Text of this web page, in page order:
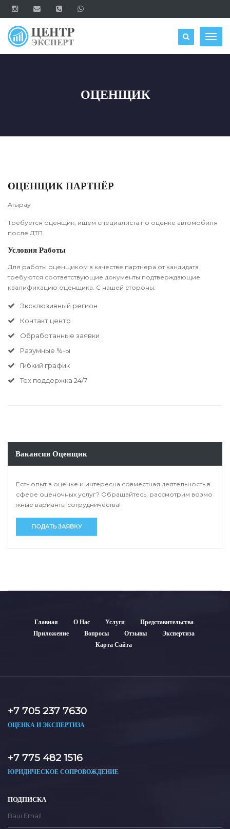
ОЦЕНИТЬ
ОЦЕНЩИК
ОЦЕНЩИК ПАРТНЁР
Атырау
Требуется оценщик, ищем специалиста по оценке автомобиля
после ДТП.
Условия Работы
Для работы оценщиком в качестве партнёра от кандидата
требуются соответствующие документы подтверждающие
квалификацию оценщика. С нашей стороны:
Эксклюзивный регион
Контакт центр
Обработанные заявки
Разумные %-ы
Гибкий график
Тех поддержка 24/7
Вакансия Оценщик
Есть опыт в оценке и интересна совместная деятельность в
сфере оценочных услуг? Обращайтесь, рассмотрим возмо
жные варианты сотрудничества!
ПОДАТЬ ЗАЯВКУ
Главная О Нас Услуги
Представительства
Приложение
Вопросы Отзывы
Экспертиза
Карта Сайта
+7 705 237 7630
ОЦЕНКА И ЭКСПЕРТИЗА
+7 775 482 1516
ЮРИДИЧЕСКОЕ СОПРОВОЖДЕНИЕ
ПОДПИСКА